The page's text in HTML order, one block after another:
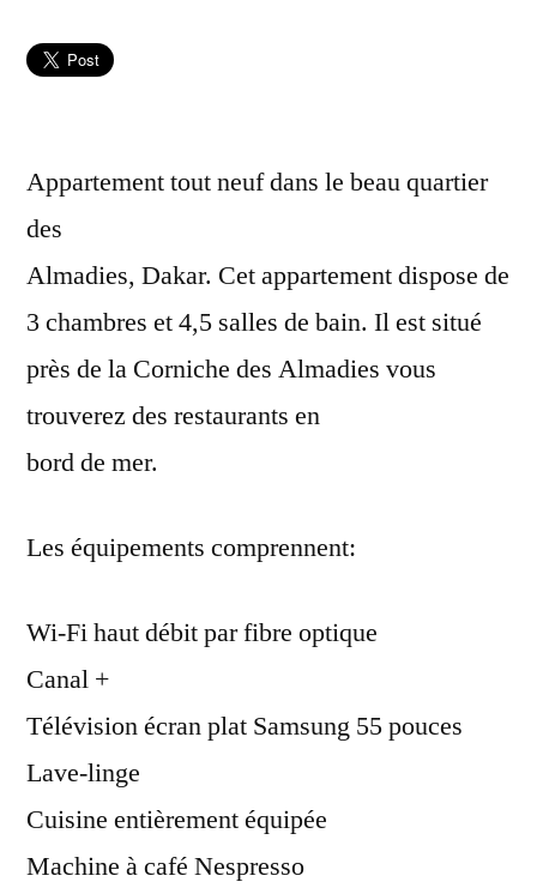
Appartement tout neuf dans le beau quartier
des
Almadies, Dakar. Cet appartement dispose de
3 chambres et 4,5 salles de bain. Il est situé
près de la Corniche des Almadies vous
trouverez des restaurants en
bord de mer.
Les équipements comprennent:
Wi-Fi haut débit par fibre optique
Canal +
Télévision écran plat Samsung 55 pouces
Lave-linge
Cuisine entièrement équipée
Machine à café Nespresso